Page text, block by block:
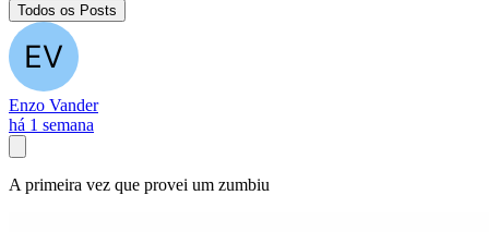
Todos os Posts
Enzo Vander
há 1 semana
A primeira vez que provei um zumbiu